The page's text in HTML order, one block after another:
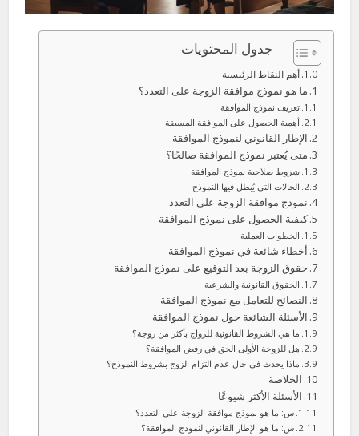
جدول المحتويات
أهم النقاط الرئيسية
ما هو نموذج موافقة الزوجة على التعدد؟
تعريف نموذج الموافقة
أهمية الحصول على الموافقة المسبقة
الإطار القانوني لنموذج الموافقة
متى يُعتبر نموذج الموافقة صالحًا؟
شروط صلاحية نموذج الموافقة
الحالات التي يُبطل فيها النموذج
نموذج موافقة الزوجة على التعدد
كيفية الحصول على نموذج الموافقة
الخطوات العملية
أخطاء شائعة في نموذج الموافقة
حقوق الزوجة بعد التوقيع على نموذج الموافقة
الحقوق القانونية والشرعية
النصائح للتعامل مع نموذج الموافقة
الأسئلة الشائعة حول نموذج الموافقة
ما هي الشروط القانونية للزواج بأكثر من زوجة؟
هل للزوجة الأولى الحق في رفض الموافقة؟
ماذا يحدث في حال عدم التزام الزوج بشروط النموذج؟
الخلاصة
الأسئلة الأكثر شيوعًا
س: ما هو نموذج موافقة الزوجة على التعدد؟
س: ما هو الإطار القانوني لنموذج الموافقة؟